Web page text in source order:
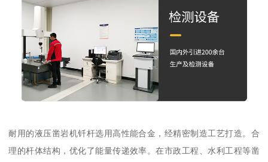
耐用的液压凿岩机钎杆选用高性能合金，经精密制造工艺打造。合
理的杆体结构，优化了能量传递效率。在市政工程、水利工程等凿